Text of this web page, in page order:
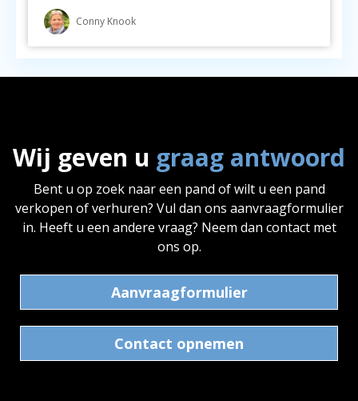
Conny Knook
Wij geven u graag antwoord
Bent u op zoek naar een pand of wilt u een pand
verkopen of verhuren? Vul dan ons aanvraagformulier
in. Heeft u een andere vraag? Neem dan contact met
ons op.
Aanvraagformulier
Contact opnemen